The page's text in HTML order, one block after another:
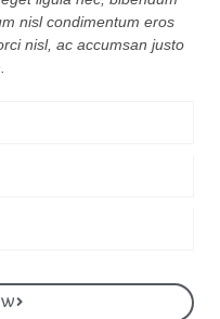
nisl condimentum eros
nisl, ac accumsan justo